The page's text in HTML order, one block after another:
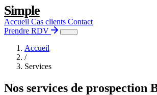
Aller au contenu
Simple
Accueil Cas clients Contact
Prendre RDV
Accueil
/
Services
Nos services de prospection